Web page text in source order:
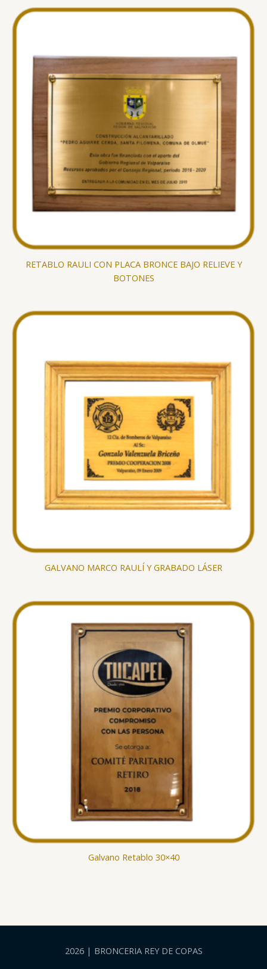
RETABLO RAULI CON PLACA BRONCE BAJO RELIEVE Y
BOTONES
GALVANO MARCO RAULÍ Y GRABADO LÁSER
Galvano Retablo 30×40
2026 | BRONCERIA REY DE COPAS